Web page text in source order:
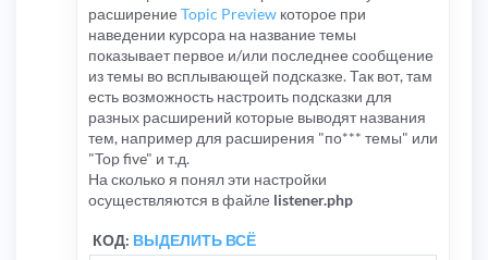
расширение Topic Preview которое при
наведении курсора на название темы
показывает первое и/или последнее сообщение
из темы во всплывающей подсказке. Так вот, там
есть возможность настроить подсказки для
разных расширений которые выводят названия
тем, например для расширения "по*** темы" или
"Top five" и т.д.
На сколько я понял эти настройки
осуществляются в файле listener.php
КОД: ВЫДЕЛИТЬ ВСЁ